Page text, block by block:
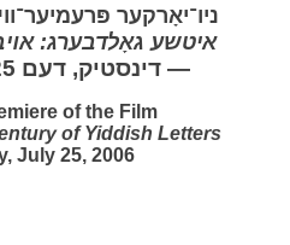
ניו־יאָרקער
איטשע גאָלדבערג:
— דינסטיק, דעם 25סטן יולי 2006
of the Film
of Yiddish Letters
July 25, 2006